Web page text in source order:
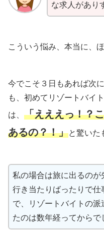
な求人があり
こういう悩み、本当に、
今でこそ３日もあれば次
も、初めてリゾートバイ
は、 「えええっ！？
あるの？！」と驚いた
私の場合は旅に出るのが
行き当たりばったりで仕
で、リゾートバイトの派
たのは数年経ってからで